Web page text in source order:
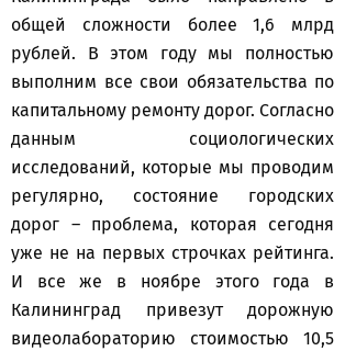
общей сложности более 1,6 млрд
рублей. В этом году мы полностью
выполним все свои обязательства по
капитальному ремонту дорог. Согласно
данным социологических
исследований, которые мы проводим
регулярно, состояние городских
дорог – проблема, которая сегодня
уже не на первых строчках рейтинга.
И все же в ноябре этого года в
Калининград привезут дорожную
видеолабораторию стоимостью 10,5